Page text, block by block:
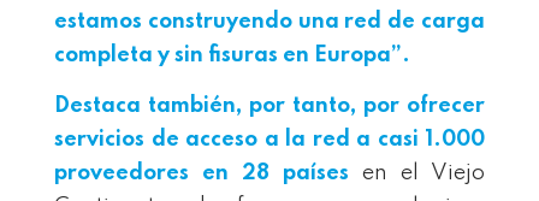
estamos construyendo una red de carga
completa y sin fisuras en Europa”.
Destaca también, por tanto, por ofrecer
servicios de acceso a la red a casi 1.000
proveedores en 28 países en el Viejo